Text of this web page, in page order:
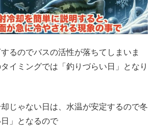
るのでバスの活性が落ちてしまいま
イミングでは「釣りづらい日」となり
じゃない日は、水温が安定するので冬
」となるので